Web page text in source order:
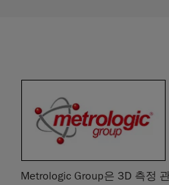
Metrologic Group은 3D 측정